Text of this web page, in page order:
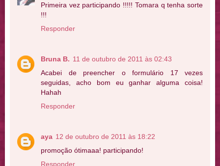
Primeira vez participando !!!!! Tomara q tenha sorte
!!!
Responder
Bruna B. 11 de outubro de 2011 às 02:43
Acabei de preencher o formulário 17 vezes
seguidas, acho bom eu ganhar alguma coisa!
Hahah
Responder
aya 12 de outubro de 2011 às 18:22
promoção ótimaaa! participando!
Responder